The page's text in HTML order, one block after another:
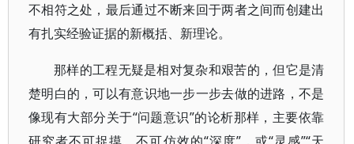
不相符之处，最后通过不断来回于两者之间而创建出
有扎实经验证据的新概括、新理论。
那样的工程无疑是相对复杂和艰苦的，但它是清
楚明白的，可以有意识地一步一步去做的进路，不是
像现有大部分关于“问题意识”的论析那样，主要依靠